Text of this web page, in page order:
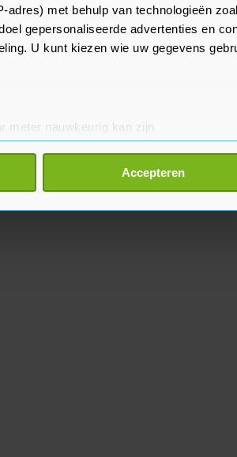
met behulp van technologieën
gepersonaliseerde advertenties en
U kunt kiezen wie uw gegevens
meter nauwkeurig kan zijn
(fingerprinting)
in het
detailgedeelte
Accepteren